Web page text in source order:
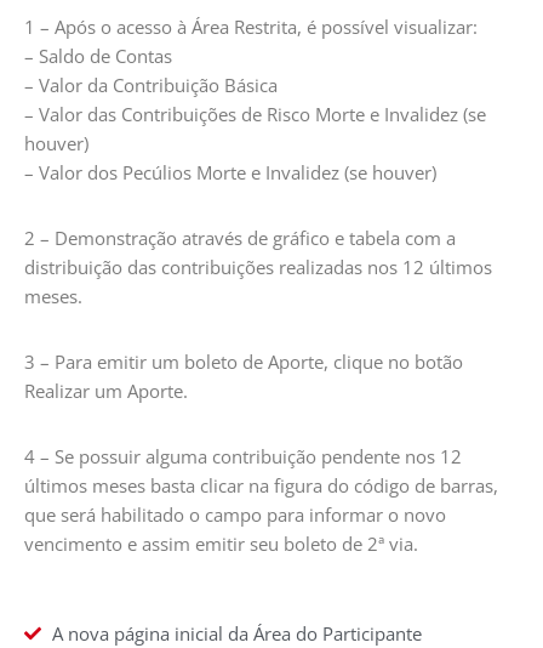
1 – Após o acesso à Área Restrita, é possível visualizar:
– Saldo de Contas
– Valor da Contribuição Básica
– Valor das Contribuições de Risco Morte e Invalidez (se
houver)
– Valor dos Pecúlios Morte e Invalidez (se houver)
2 – Demonstração através de gráfico e tabela com a
distribuição das contribuições realizadas nos 12 últimos
meses.
3 – Para emitir um boleto de Aporte, clique no botão
Realizar um Aporte.
4 – Se possuir alguma contribuição pendente nos 12
últimos meses basta clicar na figura do código de barras,
que será habilitado o campo para informar o novo
vencimento e assim emitir seu boleto de 2ª via.
A nova página inicial da Área do Participante